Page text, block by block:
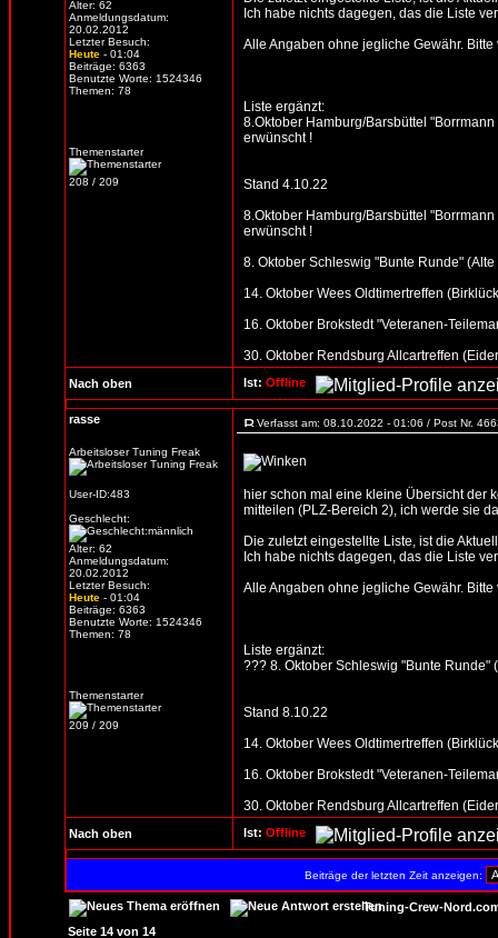
Alter: 62
Anmeldungsdatum:
20.02.2012
Letzter Besuch:
Heute - 01:04
Beiträge: 6363
Benutzte Worte: 1524346
Themen: 78
Themenstarter
208 / 209
Ich habe nichts dagegen, das die Liste
Alle Angaben ohne jegliche Gewähr.
Liste ergänzt:
8.Oktober Hamburg/Barsbüttel
erwünscht !
Stand 4.10.22
8.Oktober Hamburg/Barsbüttel
erwünscht !
8. Oktober Schleswig "Bunte Runde"
14. Oktober Wees Oldtimertreffen
16. Oktober Brokstedt "Veteranen-
30. Oktober Rendsburg Allcartreffen
Nach oben Ist: Offline
rasse
Arbeitsloser Tuning Freak
User-ID:483
Geschlecht:
Alter: 62
Anmeldungsdatum:
20.02.2012
Letzter Besuch:
Heute - 01:04
Beiträge: 6363
Benutzte Worte: 1524346
Themen: 78
Themenstarter
209 / 209
Verfasst am: 08.10.2022 - 01:06 / Post Nr.
hier schon mal eine kleine Übersicht der
mitteilen (PLZ-Bereich 2), ich werde sie
Die zuletzt eingestellte Liste, ist die
Ich habe nichts dagegen, das die Liste
Alle Angaben ohne jegliche Gewähr.
Liste ergänzt:
??? 8. Oktober Schleswig "Bunte Runde"
Stand 8.10.22
14. Oktober Wees Oldtimertreffen
16. Oktober Brokstedt "Veteranen-
30. Oktober Rendsburg Allcartreffen
Nach oben Ist: Offline
Beiträge der letzten Zeit anzeigen:
Tuning-Crew-
Seite 14 von 14